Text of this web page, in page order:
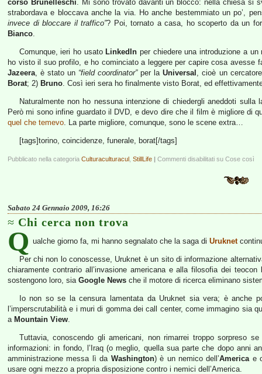
corso Brunelleschi. Mi sono trovato davanti un blocco: nella chiesa si
strabordava e bloccava anche la via. Ho anche bestemmiato un po’,
invece di bloccare il traffico”? Poi, tornato a casa, ho scoperto da un
Bianco.
Comunque, ieri ho usato LinkedIn per chiedere una introduzione a
ho visto il suo profilo, e ho cominciato a leggere per capire cosa
Jazeera, è stato un “field coordinator”per laUniversal , cioè un
Borat; 2) Bruno. Così ieri sera ho finalmente visto Borat, ed
Naturalmente non ho nessuna intenzione di chiedergli aneddoti
Però mi sono infine guardato il DVD, e devo dire che il film è migliore di
quel che temevo. La parte migliore, comunque, sono le scene extra…
[tags]torino, coincidenze, funerale, borat[/tags]
Pubblicato nella categoria Culturaculturacul StillLife | Commenti disabilitati su Cose così
Sabato 24 Gennaio 2009, 16:26
Chi cerca non trova
Q ualche giorno fa, mi hanno segnalato che la saga di Uruknet
Per chi non lo conoscesse, Uruknet è un sito di informazione
chiaramente contrario all’invasione americana e alla filosofia dei
sostengono loro, sia Google News che il motore di ricerca eliminano
Io non so se la censura lamentata da Uruknet sia vera; è anche
l’imperscrutabilità e i muri di gomma dei call center, come immagino sia
a Mountain View.
Tuttavia, conoscendo gli americani, non rimarrei troppo sorpreso
informazioni: in fondo, l’Iraq (o meglio, quella sua parte che dopo anni
amministrazione messa lì da Washington) è un nemico dell’Americae
usare ogni mezzo a propria disposizione contro i nemici dell’America.